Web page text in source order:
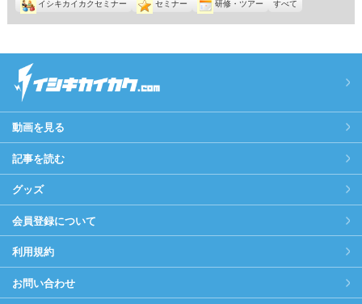
月
27
月
28
月
29
月
30
日
日
日
イシキカイカクセミナー セミナー 研修・ツアー すべて
動画を見る
記事を読む
グッズ
会員登録について
利用規約
お問い合わせ